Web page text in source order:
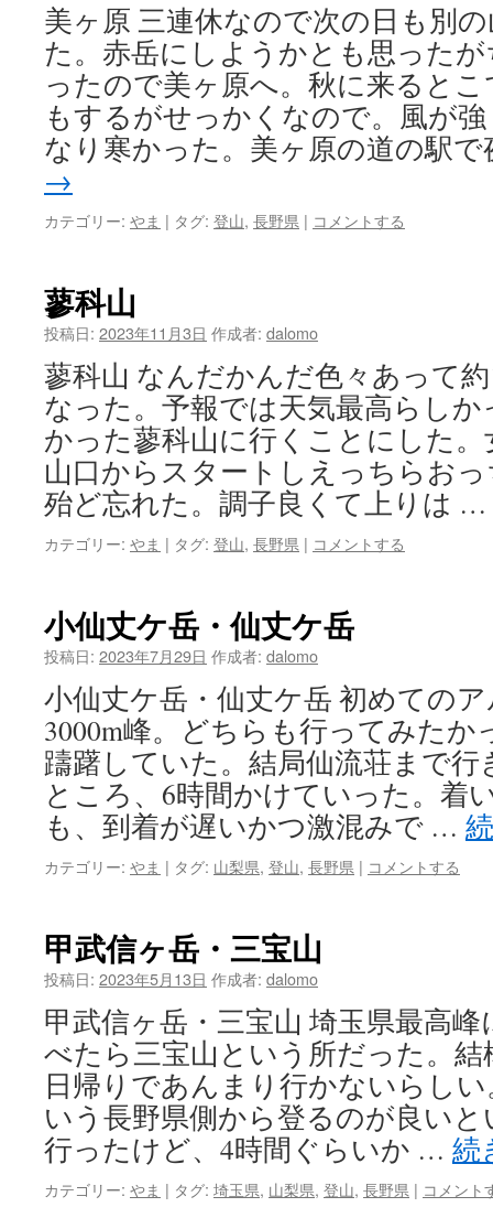
美ヶ原 三連休なので次の日も別
た。赤岳にしようかとも思った
ったので美ヶ原へ。秋に来ると
もするがせっかくなので。風が
なり寒かった。美ヶ原の道の駅
→
カテゴリー: やま | タグ: 登山, 長野県 | コメントする
蓼科山
投稿日: 2023年11月3日 作成者: dalomo
蓼科山 なんだかんだ色々あって
なった。予報では天気最高らし
かった蓼科山に行くことにした
山口からスタートしえっちらお
殆ど忘れた。調子良くて上りは …
カテゴリー: やま | タグ: 登山, 長野県 | コメントする
小仙丈ケ岳・仙丈ケ岳
投稿日: 2023年7月29日 作成者: dalomo
小仙丈ケ岳・仙丈ケ岳 初めての
3000m峰。どちらも行ってみた
躊躇していた。結局仙流荘まで行
ところ、6時間かけていった。着
も、到着が遅いかつ激混みで …
カテゴリー: やま | タグ: 山梨県, 登山, 長野県 | コメントする
甲武信ヶ岳・三宝山
投稿日: 2023年5月13日 作成者: dalomo
甲武信ヶ岳・三宝山 埼玉県最高
べたら三宝山という所だった。
日帰りであんまり行かないらし
いう長野県側から登るのが良い
行ったけど、4時間ぐらいか … 続
カテゴリー: やま | タグ: 埼玉県, 山梨県, 登山, 長野県 | コメント